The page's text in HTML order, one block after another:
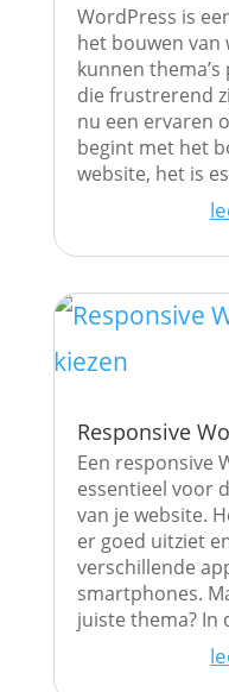
WordPress is
het bouwen van
kunnen
die frustrerend
nu een ervaren
begint met het
website, het is
Responsive
Een responsive
essentieel voor
van je website.
er goed uitziet
verschillende
smartphones.
juiste thema? In